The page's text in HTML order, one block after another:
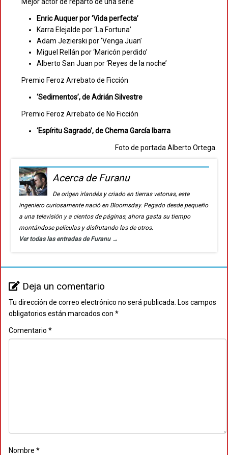
Enric Auquer por ‘Vida perfecta’
Karra Elejalde por ‘La Fortuna’
Adam Jezierski por ‘Venga Juan’
Miguel Rellán por ‘Maricón perdido’
Alberto San Juan por ‘Reyes de la noche’
Premio Feroz Arrebato de Ficción
‘Sedimentos’, de Adrián Silvestre
Premio Feroz Arrebato de No Ficción
‘Espíritu Sagrado’, de Chema García Ibarra
Foto de portada Alberto Ortega.
Acerca de Furanu
De origen irlandés y criado en tierras vetonas, este
ingeniero curiosamente nació en Bloomsday. Pegado desde pequeño
a una televisión y a cientos de páginas, ahora gasta su tiempo
montándose películas y disfrutando las de otros.
Ver todas las entradas de Furanu →
Deja un comentario
Tu dirección de correo electrónico no será publicada. Los campos
obligatorios están marcados con *
Comentario *
Nombre *